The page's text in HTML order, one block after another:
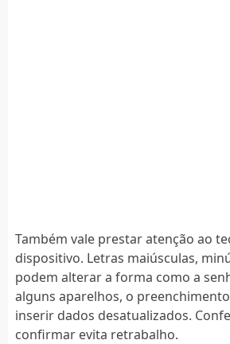
Também vale prestar atenção ao
dispositivo. Letras maiúsculas,
podem alterar a forma como a
alguns aparelhos, o
inserir dados desatualizados.
confirmar evita retrabalho.